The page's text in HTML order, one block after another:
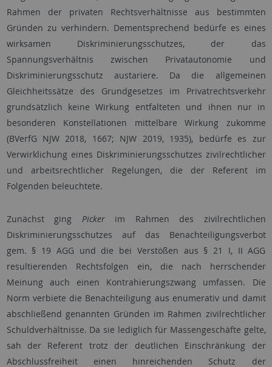
Rahmen der privaten Rechtsverhältnisse aus bestimmten
Gründen zu verhindern. Dementsprechend bedürfe es eines
wirksamen Diskriminierungsschutzes, der das
Spannungsverhältnis zwischen Privatautonomie und
Diskriminierungsschutz austariere. Da die allgemeinen
Gleichheitssätze des Grundgesetzes im Privatrechtsverkehr
grundsätzlich keine Wirkung entfalteten und ihnen nur in
besonderen Konstellationen mittelbare Wirkung zukomme
(BVerfG NJW 2018, 1667; NJW 2019, 1935), bedürfe es zur
Verwirklichung eines Diskriminierungsschutzes zivilrechtlicher
und arbeitsrechtlicher Regelungen, die der Referent im
Folgenden beleuchtete.
Zunächst ging Pickerim Rahmen des zivilrechtlichen
Diskriminierungsschutzes auf das Benachteiligungsverbot
gem. § 19 AGG und die bei Verstößen aus § 21 I, II AGG
resultierenden Rechtsfolgen ein, die nach herrschender
Meinung auch einen Kontrahierungszwang umfassen. Die
Norm verbiete die Benachteiligung aus enumerativ und damit
abschließend genannten Gründen im Rahmen zivilrechtlicher
Schuldverhältnisse. Da sie lediglich für Massengeschäfte gelte,
sah der Referent trotz der deutlichen Einschränkung der
Abschlussfreiheit einen hinreichenden Schutz der